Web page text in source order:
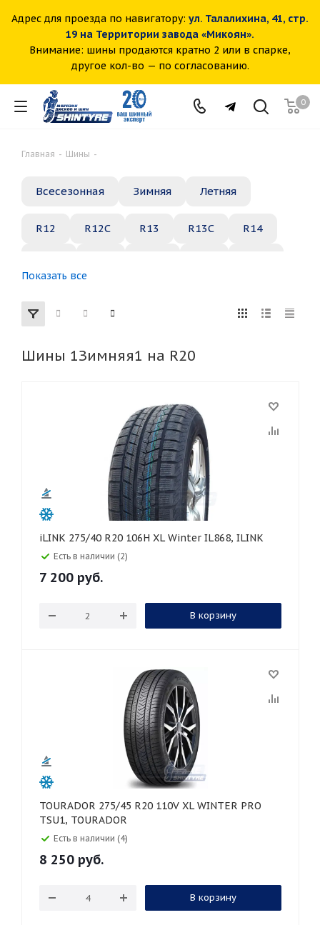
Адрес для проезда по навигатору: ул. Талалихина, 41, стр.
19 на Территории завода «Микоян».
Внимание: шины продаются кратно 2 или в спарке,
другое кол-во — по согласованию.
0
Главная - Шины -
Всесезонная Зимняя Летняя
R12 R12C R13 R13C R14
R22
155 165 185 195
285 295
40 45 45
55 65 70 75
Показать все
Шины 1Зимняя1 на R20
iLINK 275/40 R20 106H XL Winter IL868, ILINK
Есть в наличии (2)
7 200 руб.
В корзину
TOURADOR 275/45 R20 110V XL WINTER PRO
TSU1, TOURADOR
Есть в наличии (4)
8 250 руб.
В корзину